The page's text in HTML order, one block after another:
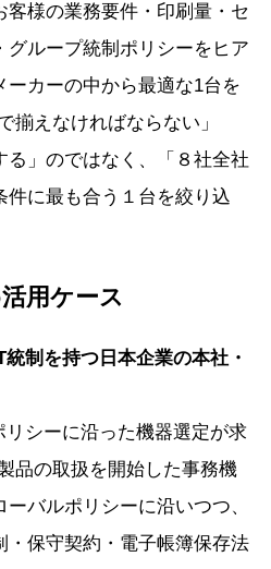
客様の業務要件・印刷量・セ
グループ統制ポリシーをヒア
ーカーの中から最適な1台を
揃えなければならない」
る」のではなく、「８社全社
件に最も合う１台を絞り込
用ケース
制を持つ日本企業の本社・
シーに沿った機器選定が求
品の取扱を開始した事務機
バルポリシーに沿いつつ、
・保守契約・電子帳簿保存法